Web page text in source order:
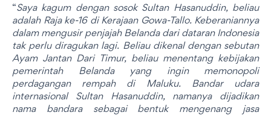
“Saya kagum dengan sosok Sultan Hasanuddin, beliau
adalah Raja ke-16 di Kerajaan Gowa-Tallo. Keberaniannya
dalam mengusir penjajah Belanda dari dataran Indonesia
tak perlu diragukan lagi. Beliau dikenal dengan sebutan
Ayam Jantan Dari Timur, beliau menentang kebijakan
pemerintah Belanda yang ingin memonopoli
perdagangan rempah di Maluku. Bandar udara
internasional Sultan Hasanuddin, namanya dijadikan
nama bandara sebagai bentuk mengenang jasa